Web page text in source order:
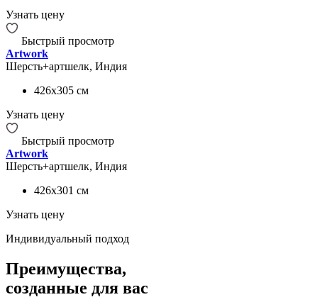
Узнать цену
Быстрый просмотр
Artwork
Шерсть+артшелк, Индия
426x305 см
Узнать цену
Быстрый просмотр
Artwork
Шерсть+артшелк, Индия
426x301 см
Узнать цену
Индивидуальный подход
Преимущества,
созданные для вас